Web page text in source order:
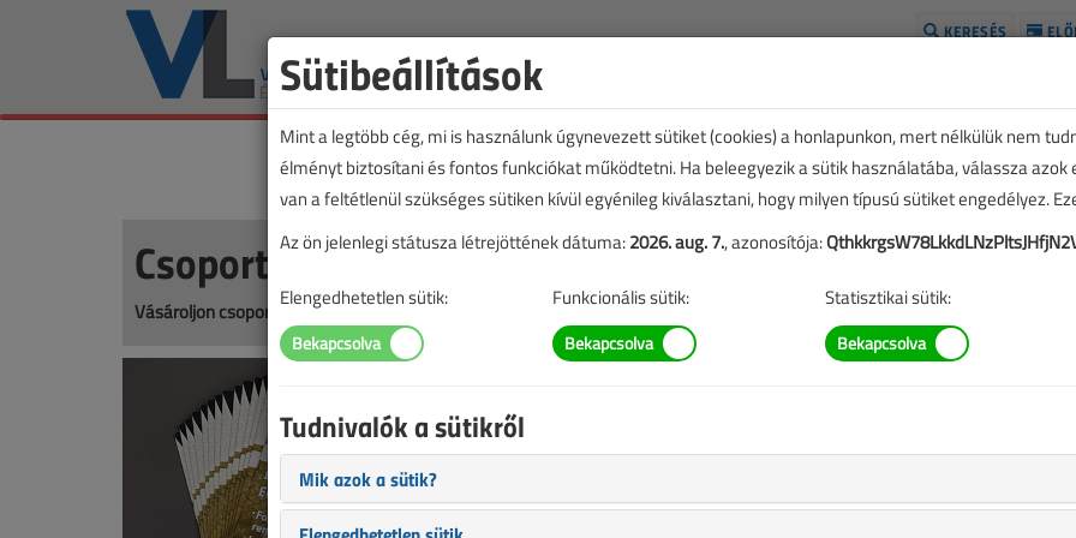
KERESÉS
Csoportos előfizetés
Vásároljon csoportos előfizetést munkatársainak, partnereinek!
38 970
Sütibeállítások
Mint a legtöbb cég, mi is használunk úgynevezett sütiket (cookies) a honlapunkon, mert nélkülük nem
élményt biztosítani és fontos funkciókat működtetni. Ha beleegyezik a sütik használatába, válassza azok
van a feltétlenül szükséges sütiken kívül egyénileg kiválasztani, hogy milyen típusú sütiket engedélyez.
Az ön jelenlegi státusza létrejöttének dátuma:2026. aug. 7., azonosítója:
Elengedhetetlen sütik: Funkcionális sütik: Statisztikai sütik:
Tudnivalók a sütikről
Mik azok a sütik?